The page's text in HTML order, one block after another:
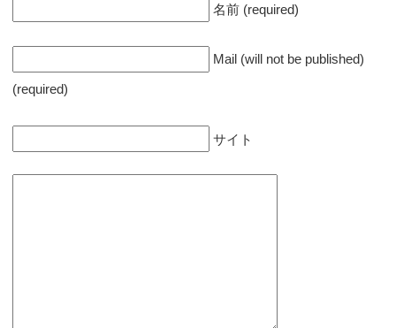
名前 (required)
Mail (will not be published)
(required)
サイト